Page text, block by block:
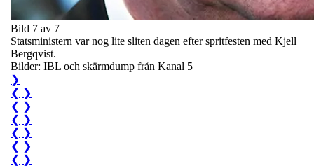
Bild 7 av 7
Statsministern var nog lite sliten dagen efter spritfesten med Kjell
Bergqvist.
Bilder: IBL och skärmdump från Kanal 5
❯
❮ ❯
❮ ❯
❮ ❯
❮ ❯
❮ ❯
❮ ❯